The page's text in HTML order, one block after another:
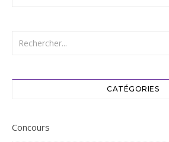
CATÉGORIES
Concours